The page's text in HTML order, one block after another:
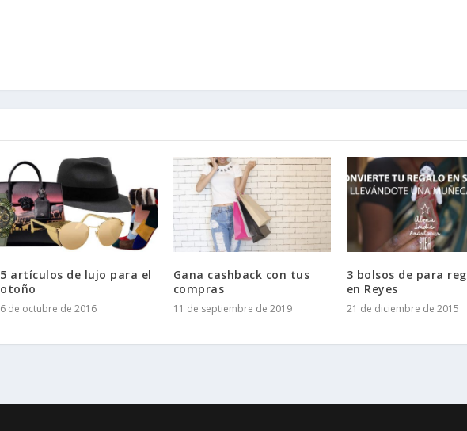
5 artículos de lujo para el
otoño
6 de octubre de 2016
Gana cashback con tus
compras
11 de septiembre de 2019
3 bolsos de para
en Reyes
21 de diciembre de 2015